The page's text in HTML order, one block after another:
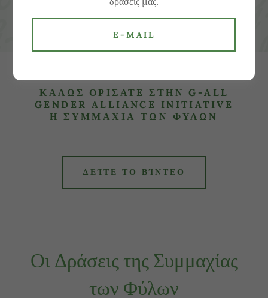
ΚΑΛΩΣ ΟΡΙΣΑΤE ΣΤΗΝ G-ALL
GENDER ALLIANCE INITIATIVE
Η ΣΥΜΜΑΧΙΑ ΤΩΝ ΦΥΛΩΝ
ΔΕΊΤΕ ΤΟ ΒΊΝΤΕΟ
Οι Δράσεις της Συμμαχίας
των Φύλων
E-MAIL